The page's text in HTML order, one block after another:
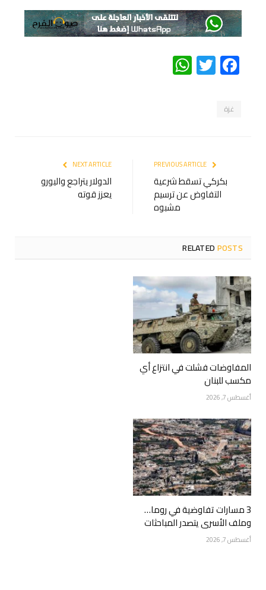
Facebook
Twitter
WhatsApp
غزة
بكركي تسقط شرعية
التفاوض عن ترسيم
مشبوه
NEXT ARTICLE
الدولار يتراجع واليورو
يعزز قوته
RELATEDPOSTS
المفاوضات فشلت في انتزاع أي
مكسب للبنان
أغسطس 7, 2026
3 مسارات تفاوضية في روما…
وملف الأسرى يتصدر المباحثات
أغسطس 7, 2026